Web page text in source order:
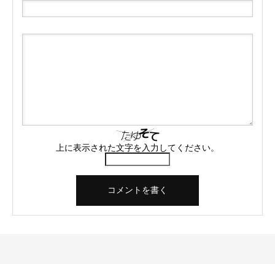
上に表示された文字を入力してください。